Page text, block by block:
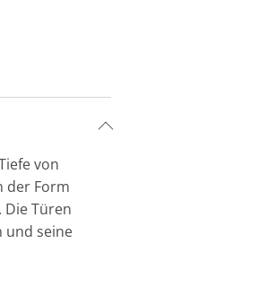
von
der Form
Türen
und seine